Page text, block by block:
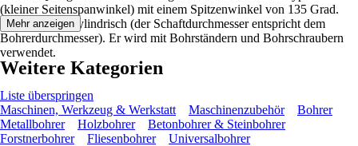
(kleiner Seitenspanwinkel) mit einem Spitzenwinkel von 135 Grad.
Der Schaft ist zylindrisch (der Schaftdurchmesser entspricht dem
Bohrerdurchmesser). Er wird mit Bohrständern und Bohrschraubern
verwendet.
Mehr anzeigen
Weitere Kategorien
Liste überspringen
Maschinen, Werkzeug & Werkstatt
Maschinenzubehör
Bohrer
Metallbohrer
Holzbohrer
Betonbohrer & Steinbohrer
Forstnerbohrer
Fliesenbohrer Universalbohrer